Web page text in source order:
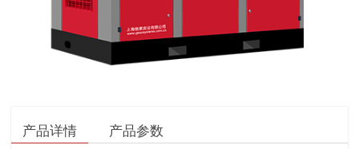
产品详情 产品参数